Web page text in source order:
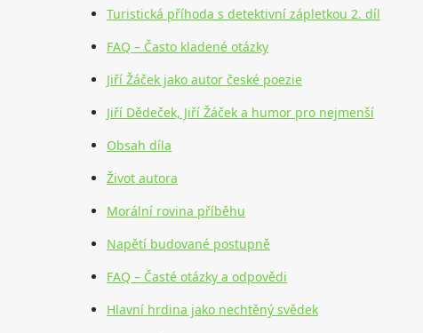
Turistická příhoda s detektivní zápletkou 2. díl
FAQ – Často kladené otázky
Jiří Žáček jako autor české poezie
Jiří Dědeček, Jiří Žáček a humor pro nejmenší
Obsah díla
Život autora
Morální rovina příběhu
Napětí budované postupně
FAQ – Časté otázky a odpovědi
Hlavní hrdina jako nechtěný svědek